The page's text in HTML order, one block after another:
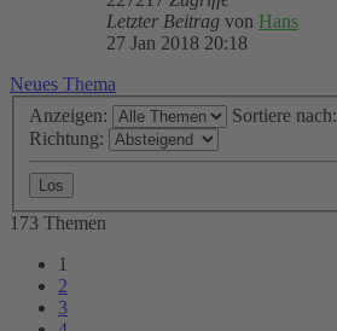
Letzter Beitrag von Hans
27 Jan 2018 20:18
Neues Thema
Anzeigen:
Sortiere nach:
Richtung:
173 Themen
1
2
3